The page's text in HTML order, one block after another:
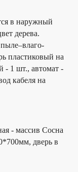
в наружный
дерева.
пластиковый на
- 1 шт., автомат -
кабеля на
- массив Сосна
дверь в